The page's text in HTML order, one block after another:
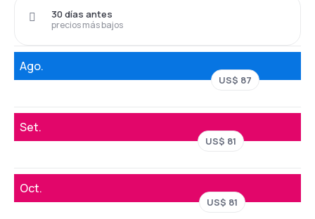
precios más bajos
30 días antes
Ago.
US$ 87
Set.
US$ 81
Oct.
US$ 81